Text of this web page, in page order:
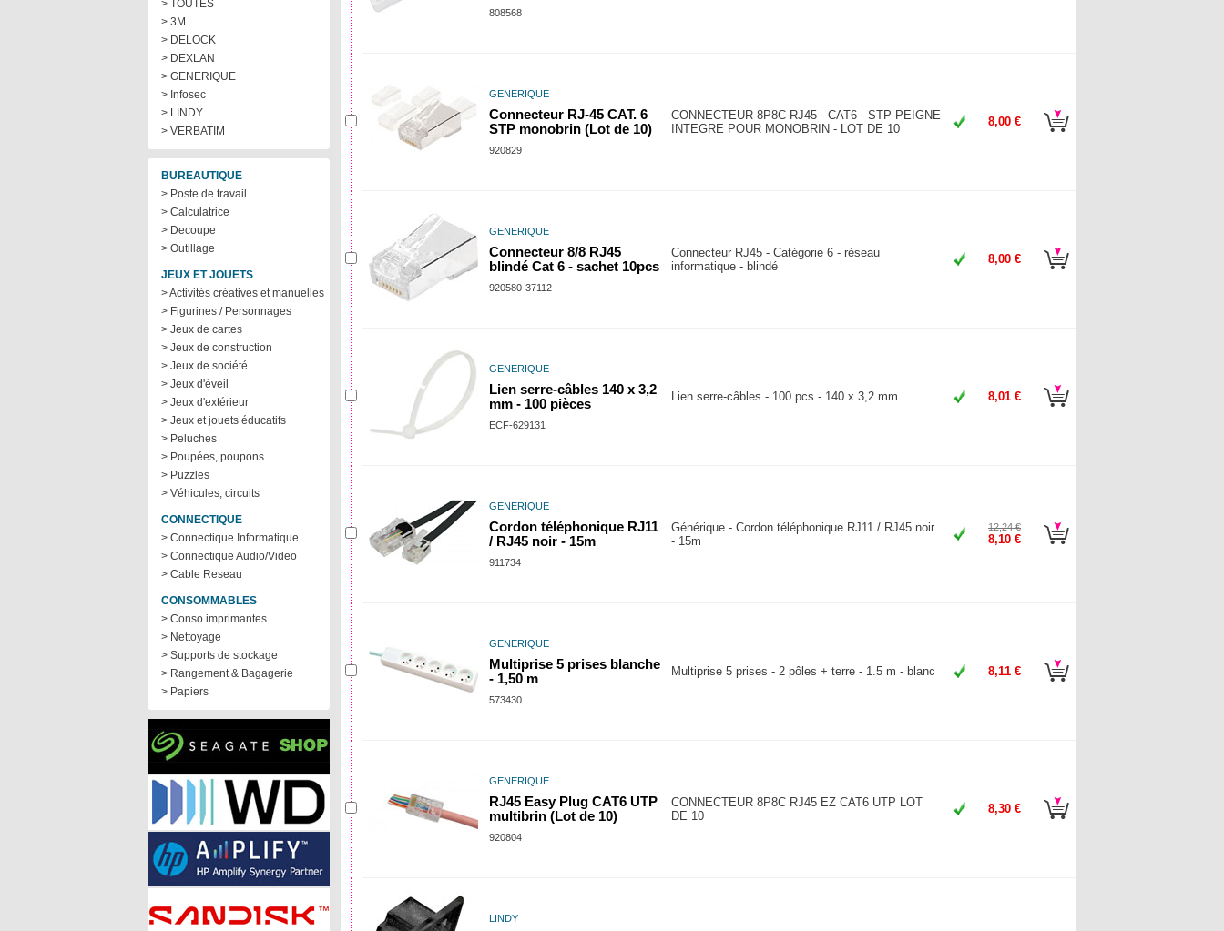
> TOUTES
> 3M
> DELOCK
> DEXLAN
> GENERIQUE
> Infosec
> LINDY
> VERBATIM
BUREAUTIQUE
> Poste de travail
> Calculatrice
> Decoupe
> Outillage
JEUX ET JOUETS
> Activités créatives et manuelles
> Figurines / Personnages
> Jeux de cartes
> Jeux de construction
> Jeux de société
> Jeux d'éveil
> Jeux d'extérieur
> Jeux et jouets éducatifs
> Peluches
> Poupées, poupons
> Puzzles
> Véhicules, circuits
CONNECTIQUE
> Connectique Informatique
> Connectique Audio/Video
> Cable Reseau
CONSOMMABLES
> Conso imprimantes
> Nettoyage
> Supports de stockage
> Rangement & Bagagerie
> Papiers
808568
GENERIQUE
Connecteur RJ-45 CAT. 6
STP monobrin (Lot de 10)
920829
CONNECTEUR 8P8C RJ45 - CAT6 - STP PEIGNE
INTEGRE POUR MONOBRIN - LOT DE 10
8,00 €
GENERIQUE
Connecteur 8/8 RJ45
blindé Cat 6 - sachet 10pcs
920580-37112
Connecteur RJ45 - Catégorie 6 - réseau
informatique - blindé
8,00 €
GENERIQUE
Lien serre-câbles 140 x 3,2
mm - 100 pièces
ECF-629131
Lien serre-câbles - 100 pcs - 140 x 3,2 mm 8,01 €
GENERIQUE
Cordon téléphonique RJ11
/ RJ45 noir - 15m
911734
Générique - Cordon téléphonique RJ11 / RJ45 noir
- 15m
12,24 €
8,10 €
GENERIQUE
Multiprise 5 prises blanche
- 1,50 m
573430
Multiprise 5 prises - 2 pôles + terre - 1.5 m - blanc 8,11 €
GENERIQUE
RJ45 Easy Plug CAT6 UTP
multibrin (Lot de 10)
920804
CONNECTEUR 8P8C RJ45 EZ CAT6 UTP LOT
DE 10
8,30 €
LINDY